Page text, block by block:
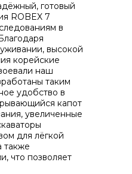
готовый
ROBEX 7
в
высокой
корейские
наш
таким
удобство в
капот
увеличенные
для лёгкой
также
что позволяет